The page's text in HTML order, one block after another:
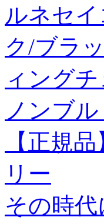
ルネセ
ク/ブラ
ィング
ノンブ
【正規
リー
その時代